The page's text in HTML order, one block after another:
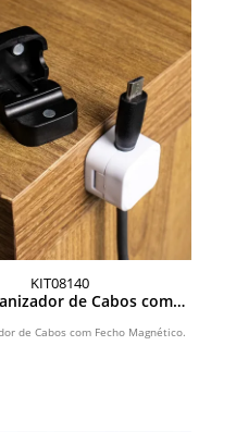
KIT08140
de Cabos com
de Cabos com Fecho Magnético.